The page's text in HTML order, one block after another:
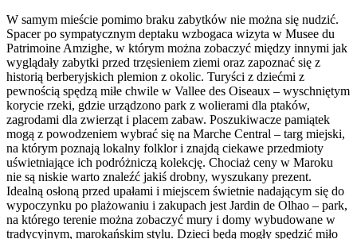
W samym mieście pomimo braku zabytków nie można się nudzić.
Spacer po sympatycznym deptaku wzbogaca wizyta w Musee du
Patrimoine Amzighe, w którym można zobaczyć między innymi jak
wyglądały zabytki przed trzęsieniem ziemi oraz zapoznać się z
historią berberyjskich plemion z okolic. Turyści z dziećmi z
pewnością spędzą miłe chwile w Vallee des Oiseaux – wyschniętym
korycie rzeki, gdzie urządzono park z wolierami dla ptaków,
zagrodami dla zwierząt i placem zabaw. Poszukiwacze pamiątek
mogą z powodzeniem wybrać się na Marche Central – targ miejski,
na którym poznają lokalny folklor i znajdą ciekawe przedmioty
uświetniające ich podróżniczą kolekcję. Chociaż ceny w Maroku
nie są niskie warto znaleźć jakiś drobny, wyszukany prezent.
Idealną osłoną przed upałami i miejscem świetnie nadającym się do
wypoczynku po plażowaniu i zakupach jest Jardin de Olhao – park,
na którego terenie można zobaczyć mury i domy wybudowane w
tradycyjnym, marokańskim stylu. Dzieci będą mogły spędzić miło